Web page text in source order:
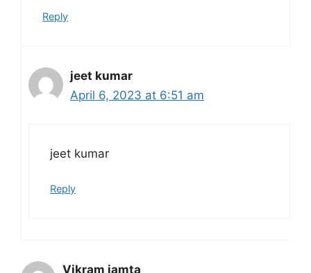
Reply
jeet kumar
April 6, 2023 at 6:51 am
jeet kumar
Reply
Vikram jamta